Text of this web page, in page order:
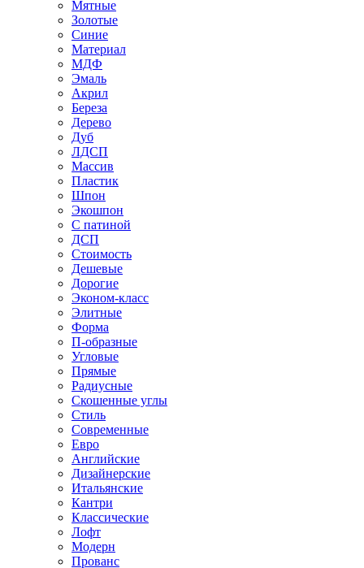
Мятные
Золотые
Синие
Материал
МДФ
Эмаль
Акрил
Береза
Дерево
Дуб
ЛДСП
Массив
Пластик
Шпон
Экошпон
С патиной
ДСП
Стоимость
Дешевые
Дорогие
Эконом-класс
Элитные
Форма
П-образные
Угловые
Прямые
Радиусные
Скошенные углы
Стиль
Современные
Евро
Английские
Дизайнерские
Итальянские
Кантри
Классические
Лофт
Модерн
Прованс